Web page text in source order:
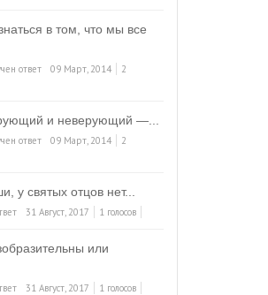
в том, что мы все
ответ 09 Март, 2014
2
и неверующий —...
ответ 09 Март, 2014
2
у святых отцов нет...
31 Август, 2017 1 голосов
или
31 Август, 2017 1 голосов